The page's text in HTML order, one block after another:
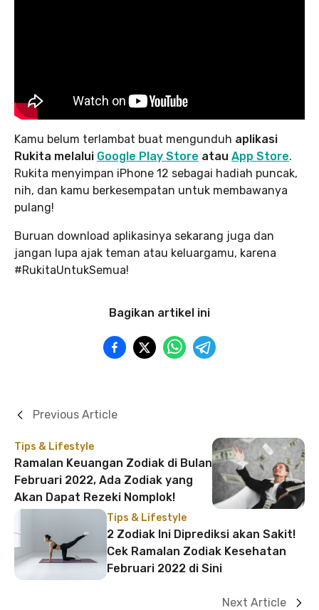
Kamu belum terlambat buat mengunduh aplikasi
Rukita melalui Google Play Store atau App Store.
Rukita menyimpan iPhone 12 sebagai hadiah puncak,
nih, dan kamu berkesempatan untuk membawanya
pulang!
Buruan download aplikasinya sekarang juga dan
jangan lupa ajak teman atau keluargamu, karena
#RukitaUntukSemua!
Bagikan artikel ini
Tips & Lifestyle
Ramalan Keuangan Zodiak di Bulan
Februari 2022, Ada Zodiak yang
Akan Dapat Rezeki Nomplok!
Previous Article
Tips & Lifestyle
2 Zodiak Ini Diprediksi akan Sakit!
Cek Ramalan Zodiak Kesehatan
Februari 2022 di Sini
Next Article